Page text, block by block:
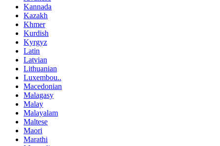
Kannada
Kazakh
Khmer
Kurdish
Kyrgyz
Latin
Latvian
Lithuanian
Luxembou..
Macedonian
Malagasy
Malay
Malayalam
Maltese
Maori
Marathi